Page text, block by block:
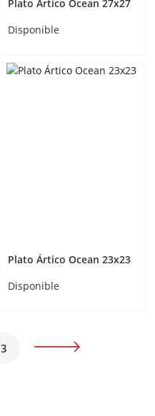
Plato Ártico Ocean 27x27
Disponible
Plato Ártico Ocean 23x23
Disponible
Página
3 Página
Siguiente